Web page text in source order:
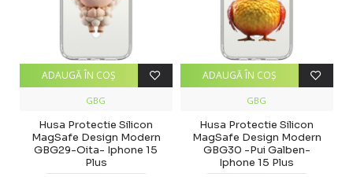
GBG
Husa Protectie Silicon
MagSafe Design Modern
GBG29-Oita- Iphone 15
Plus
ADAUGĂ ÎN COŞ
GBG
Husa Protectie Silicon
MagSafe Design Modern
GBG30 -Pui Galben-
Iphone 15 Plus
ADAUGĂ ÎN COŞ